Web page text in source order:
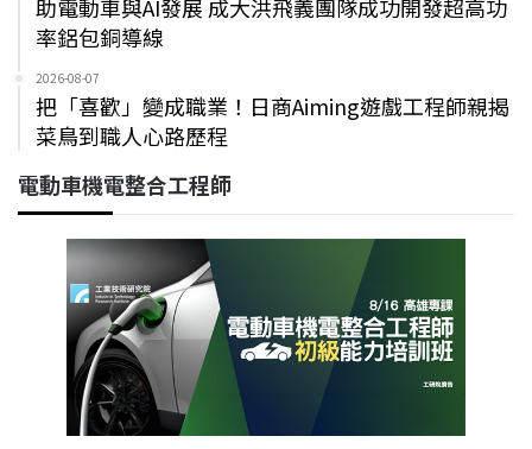
助電動車與AI發展 成大洪飛義團隊成功開發超高功
率鋁包銅導線
2026-08-07
把「喜歡」變成職業！日商Aiming遊戲工程師親揭
菜鳥到職人心路歷程
電動車機電整合工程師